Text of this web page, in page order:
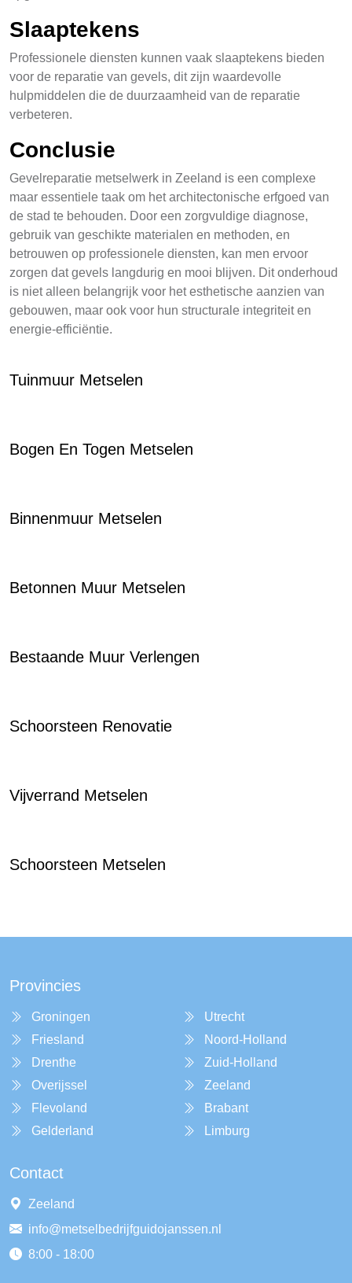
Slaaptekens
Professionele diensten kunnen vaak slaaptekens bieden
voor de reparatie van gevels, dit zijn waardevolle
hulpmiddelen die de duurzaamheid van de reparatie
verbeteren.
Conclusie
Gevelreparatie metselwerk in Zeeland is een complexe
maar essentiele taak om het architectonische erfgoed van
de stad te behouden. Door een zorgvuldige diagnose,
gebruik van geschikte materialen en methoden, en
betrouwen op professionele diensten, kan men ervoor
zorgen dat gevels langdurig en mooi blijven. Dit onderhoud
is niet alleen belangrijk voor het esthetische aanzien van
gebouwen, maar ook voor hun structurale integriteit en
energie-efficiëntie.
Tuinmuur Metselen
Bogen En Togen Metselen
Binnenmuur Metselen
Betonnen Muur Metselen
Bestaande Muur Verlengen
Schoorsteen Renovatie
Vijverrand Metselen
Schoorsteen Metselen
Provincies
Groningen
Friesland
Drenthe
Overijssel
Flevoland
Gelderland
Utrecht
Noord-Holland
Zuid-Holland
Zeeland
Brabant
Limburg
Contact
Zeeland
info@metselbedrijfguidojanssen.nl
8:00 - 18:00